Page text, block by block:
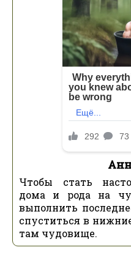
Чтобы стать
дома и рода на
выполнить
спуститься в
там чудовище.